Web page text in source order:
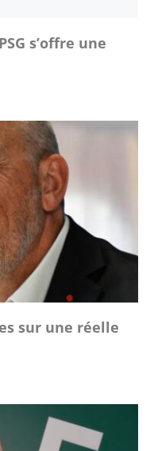
s’offre une
sur une réelle